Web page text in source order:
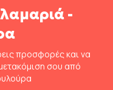
-
προσφορές και να
σου από